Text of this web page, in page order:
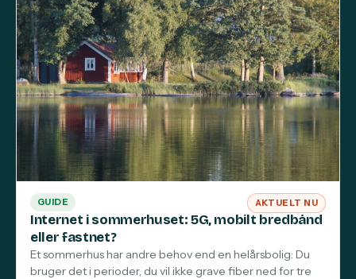
GUIDE AKTUELT NU
Internet i sommerhuset: 5G, mobilt bredbånd
eller fastnet?
Et sommerhus har andre behov end en helårsbolig: Du
bruger det i perioder, du vil ikke grave fiber ned for tre